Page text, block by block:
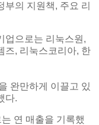
의 지원책, 주요 리
업으로는 리눅스원,
즈, 리눅스코리아, 한
완만하게 이끌고 있
다.
연 매출을 기록했